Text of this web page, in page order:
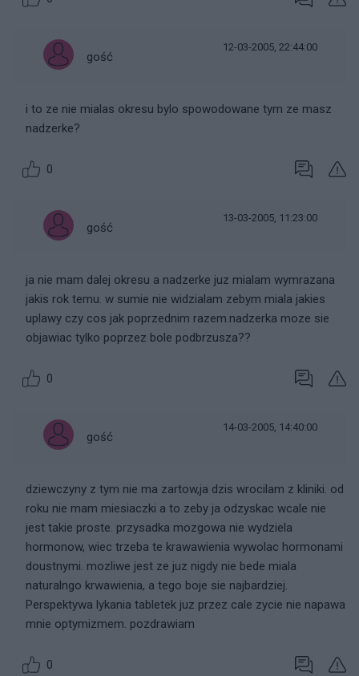
gość
12-03-2005, 22:44:00
i to ze nie mialas okresu bylo spowodowane tym ze masz
nadzerke?
0
gość
13-03-2005, 11:23:00
ja nie mam dalej okresu a nadzerke juz mialam wymrazana
jakis rok temu. w sumie nie widzialam zebym miala jakies
uplawy czy cos jak poprzednim razem.nadzerka moze sie
objawiac tylko poprzez bole podbrzusza??
0
gość
14-03-2005, 14:40:00
dziewczyny z tym nie ma zartow,ja dzis wrocilam z kliniki. od
roku nie mam miesiaczki a to zeby ja odzyskac wcale nie
jest takie proste. przysadka mozgowa nie wydziela
hormonow, wiec trzeba te krawawienia wywolac hormonami
doustnymi. mozliwe jest ze juz nigdy nie bede miala
naturalngo krwawienia, a tego boje sie najbardziej.
Perspektywa lykania tabletek juz przez cale zycie nie napawa
mnie optymizmem. pozdrawiam
0